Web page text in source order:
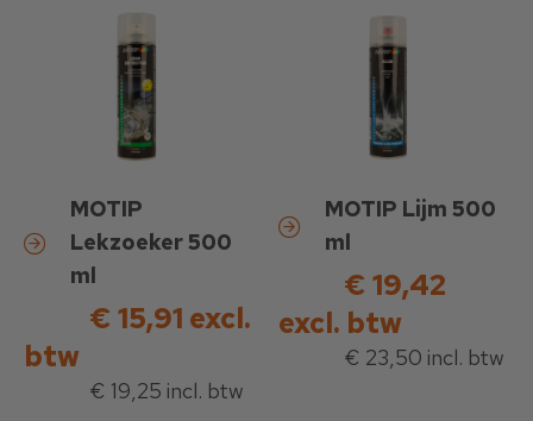
MOTIP
Lekzoeker 500
ml
€ 15,91 excl.
btw
€ 19,25 incl. btw
MOTIP Lijm 500
ml
€ 19,42
excl. btw
€ 23,50 incl. btw